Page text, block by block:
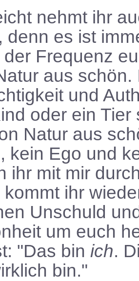
nehmt ihr
denn es ist
Frequenz
aus
und
oder ein
Natur aus
kein Ego und
ihr mit mir
kommt ihr
Unschuld
um euch
"Das bin ich.
bin."